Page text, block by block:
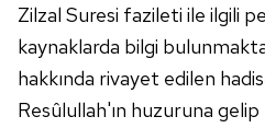
6698 sayılı Kişisel Verilerin
hazırlanmış Aydınlatma
ilgili mevzuata uygun olarak
almak için lütfentıklayınız.
Zilzal Suresi fazileti ile ilgili
kaynaklarda bilgi
hakkında rivayet edilen
Resûlullah'ın huzuruna